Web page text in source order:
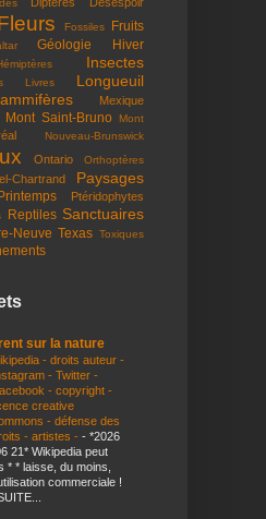
Fossiles Fruits
Géologie Hiver
Insectes
Livres Longueuil
Mexique
Mont Saint-Bruno
Mont
Nouveau-Brunswick
Ontario Orthoptères
Chartrand Paysages
Printemps Ptéridophytes
Reptiles Sanctuaires
Neuve Texas Toxiques
sur la nature
- droits auteur -
- Twitter -
- copyright -
creative
- défense des
- artistes - - *2026
21* Wikipedia peut
* * laisse, du moins,
commerciale !